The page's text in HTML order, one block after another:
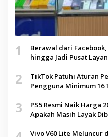
1
Berawal dari
hingga Jadi Pusat
2
TikTok Patuhi Aturan
Pengguna Minimum 16
3
PS5 Resmi Naik Harga
Apakah Masih Layak
Vivo V60 Lite Meluncur